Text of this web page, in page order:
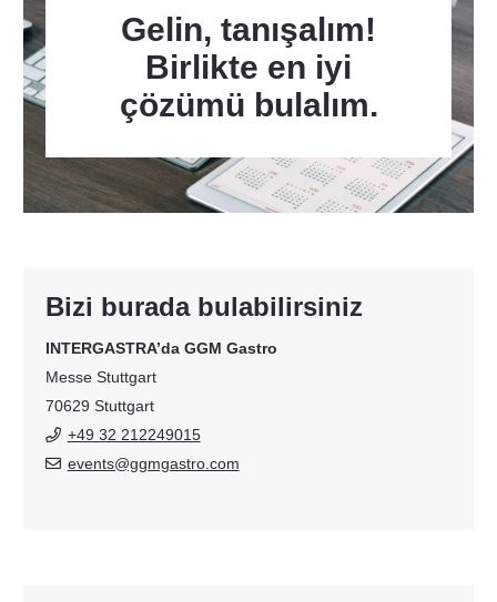
Gelin, tanışalım!
Birlikte en iyi
çözümü bulalım.
Bizi burada bulabilirsiniz
INTERGASTRA’da GGM Gastro
Messe Stuttgart
70629 Stuttgart
+49 32 212249015
events@ggmgastro.com